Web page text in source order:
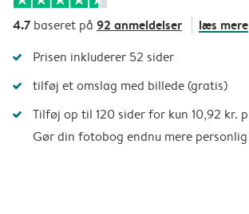
4.7 baseret på 92 anmeldelser læs mere
Prisen inkluderer 52 sider
tilføj et omslag med billede (gratis)
Tilføj op til 120 sider for kun 10,92 kr.
Gør din fotobog endnu mere